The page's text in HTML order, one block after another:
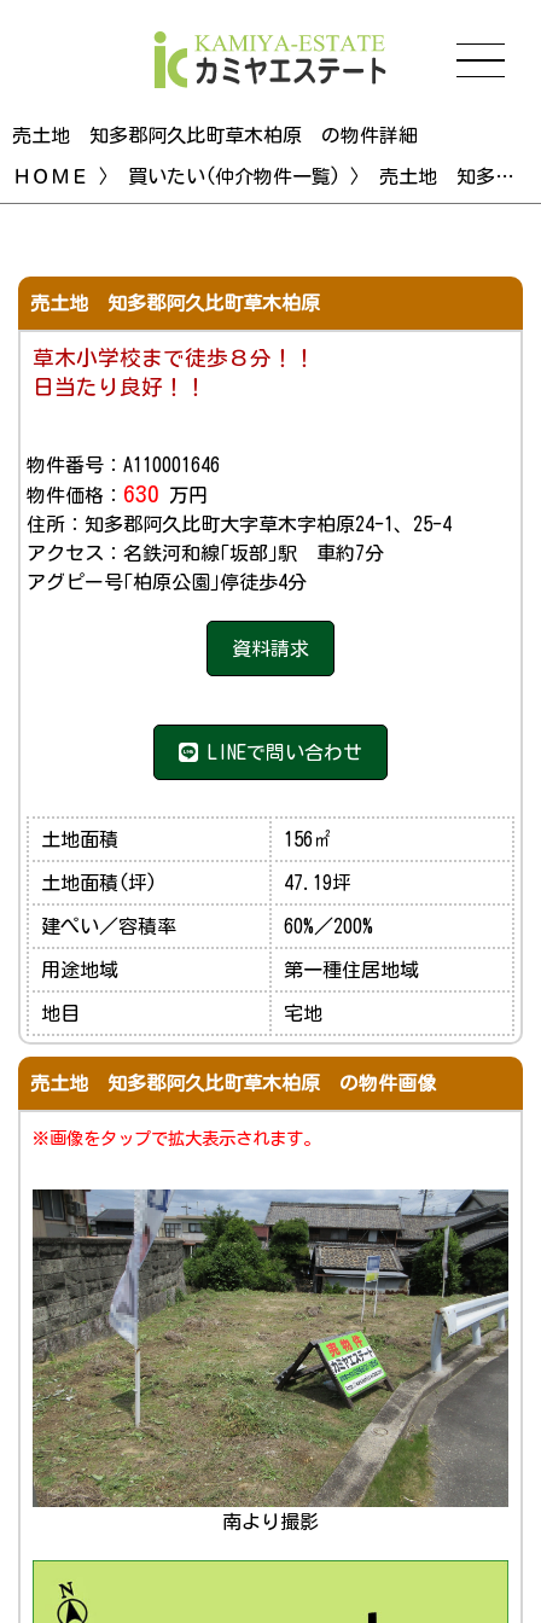
売土地 知多郡阿久比町草木柏原 の物件詳細
ＨＯＭＥ 〉 買いたい(仲介物件一覧) 〉 売土地 知多郡阿久比町草木柏原 の物件詳細
売土地 知多郡阿久比町草木柏原
草木小学校まで徒歩８分！！
日当たり良好！！
物件番号：A110001646
物件価格： 630 万円
住所：知多郡阿久比町大字草木字柏原24-1、25-4
アクセス：名鉄河和線｢坂部｣駅 車約7分
アグピー号｢柏原公園｣停徒歩4分
資料請求
LINEで問い合わせ
土地面積 156㎡
土地面積(坪) 47.19坪
建ぺい／容積率 60%／200%
用途地域 第一種住居地域
地目 宅地
売土地 知多郡阿久比町草木柏原 の物件画像
※画像をタップで拡大表示されます。
南より撮影